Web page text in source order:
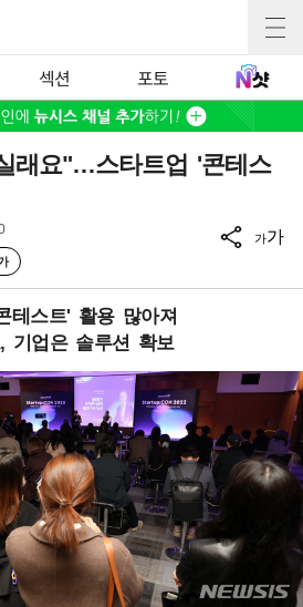
섹션 포토
래요"…스타트업 '콘테스
가가
테스트' 활용 많아져
기업은 솔루션 확보